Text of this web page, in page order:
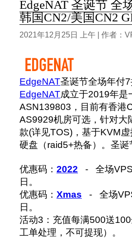
EdgeNAT 圣诞节 全
韩国CN2/美国CN2
2021年12月25日 上午 | 作者：
EdgeNAT圣诞节全场年付
EdgeNAT成立于2019年是
ASN139803，目前有香港
AS9929机房可选，针对大
款(详见TOS)，基于KVM
硬盘（raid5+热备）。圣
优惠码： 2022 - 全场VPS
日。
优惠码： Xmas - 全场
日。
活动3：充值每满500送
工单处理，不可提现）。